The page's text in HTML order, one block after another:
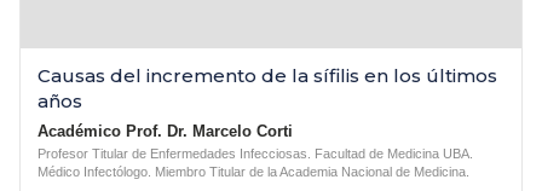
Causas del incremento de la sífilis en los últimos
años
Académico Prof. Dr. Marcelo Corti
Profesor Titular de Enfermedades Infecciosas. Facultad de Medicina UBA.
Médico Infectólogo. Miembro Titular de la Academia Nacional de Medicina.